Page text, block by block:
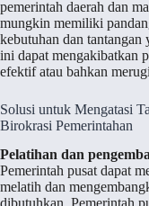
pemerintah daerah dan
mungkin memiliki
kebutuhan dan tantangan
ini dapat mengakibatkan
efektif atau bahkan
Solusi untuk Mengatasi
Birokrasi Pemerintahan
Pelatihan dan
Pemerintah pusat dapat
melatih dan